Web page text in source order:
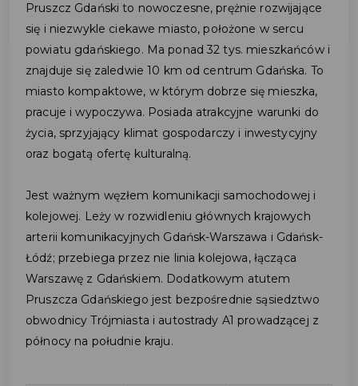
Pruszcz Gdański to nowoczesne, prężnie rozwijające
się i niezwykle ciekawe miasto, położone w sercu
powiatu gdańskiego. Ma ponad 32 tys. mieszkańców i
znajduje się zaledwie 10 km od centrum Gdańska. To
miasto kompaktowe, w którym dobrze się mieszka,
pracuje i wypoczywa. Posiada atrakcyjne warunki do
życia, sprzyjający klimat gospodarczy i inwestycyjny
oraz bogatą ofertę kulturalną.
Jest ważnym węzłem komunikacji samochodowej i
kolejowej. Leży w rozwidleniu głównych krajowych
arterii komunikacyjnych Gdańsk-Warszawa i Gdańsk-
Łódź; przebiega przez nie linia kolejowa, łącząca
Warszawę z Gdańskiem. Dodatkowym atutem
Pruszcza Gdańskiego jest bezpośrednie sąsiedztwo
obwodnicy Trójmiasta i autostrady A1 prowadzącej z
północy na południe kraju.